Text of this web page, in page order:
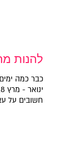
להנות
כבר כמה
חשובים על